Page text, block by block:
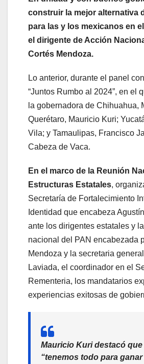
construir la mejor alternativa
para las y los mexicanos en
el dirigente de Acción
Cortés Mendoza.
Lo anterior, durante el panel
“Juntos Rumbo al 2024”, en el
la gobernadora de Chihuahua,
Querétaro, Mauricio Kuri;
Vila; y Tamaulipas, Francisco
Cabeza de Vaca.
En el marco de la Reunión
Estructuras Estatales,
Secretaría de Fortalecimiento
Identidad que encabeza
ante los dirigentes estatales y
nacional del PAN encabezada
Mendoza y la secretaria
Laviada, el coordinador en el
Rementeria, los mandatarios
experiencias exitosas de
Mauricio Kuri destacó que
“tenemos todo para ganar